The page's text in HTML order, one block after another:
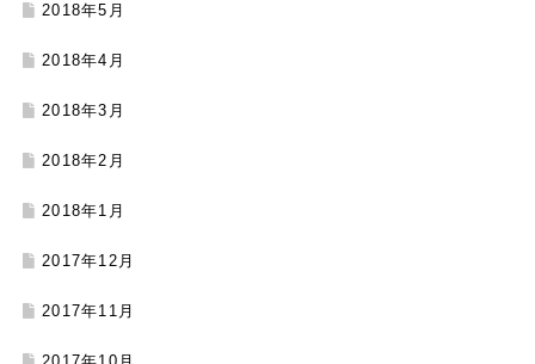
2018年5月
2018年4月
2018年3月
2018年2月
2018年1月
2017年12月
2017年11月